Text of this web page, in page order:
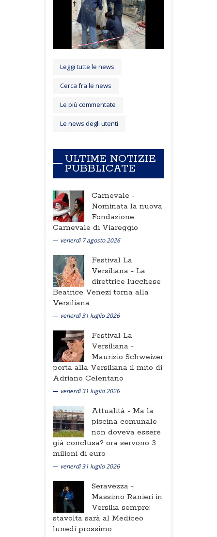
Leggi tutte le news
Cerca fra le news
Le più commentate
Le news degli utenti
ULTIME NOTIZIE
PUBBLICATE
Carnevale -
Nominata la nuova
Fondazione
Carnevale di Viareggio
venerdì 7 agosto 2026
Festival La
Versiliana - La
direttrice lucchese
Beatrice Venezi torna alla
Versiliana
venerdì 31 luglio 2026
Festival La
Versiliana -
Maurizio Schweizer
porta alla Versiliana il mito di
Adriano Celentano
venerdì 31 luglio 2026
Attualità - Ma la
piscina comunale
non doveva essere
già conclusa? ora servono 3
milioni di euro
venerdì 31 luglio 2026
Seravezza -
Massimo Ranieri in
Versilia sempre:
stavolta sarà al Mediceo
lunedi prossimo